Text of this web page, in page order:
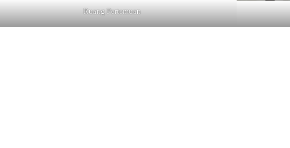
Ruang Pertemuan